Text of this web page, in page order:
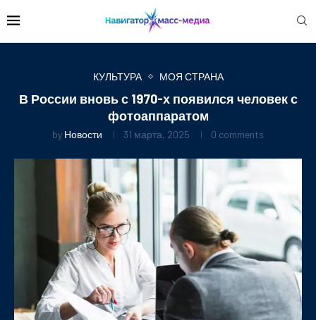
КУЛЬТУРА МОЯ СТРАНА
В России вновь с 1970-х появился человек с
фотоаппаратом
by Новости 31 марта, 2025 0 comments